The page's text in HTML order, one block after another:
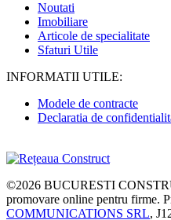
Noutati
Imobiliare
Articole de specialitate
Sfaturi Utile
INFORMATII UTILE:
Modele de contracte
Declaratia de
©2026 BUCURESTI
promovare online pentru firme.
COMMUNICATIONS SRL,